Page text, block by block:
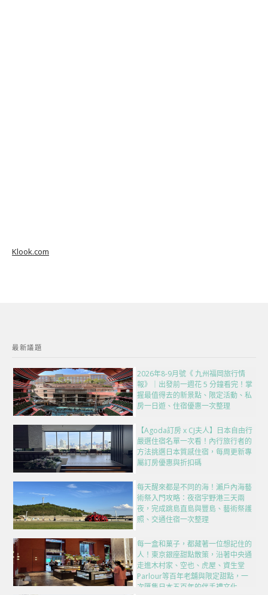
Klook.com
最新議題
2026年8-9月號《 九州福岡旅行情
報》｜出發前一週花 5 分鐘看完！掌
握最值得去的新景點、限定活動、私
房一日遊、住宿優惠一次整理
【Agoda訂房 x CJ夫人】日本自由行
嚴選住宿名單一次看！內行旅行者的
方法挑選日本質感住宿，每周更新專
屬訂房優惠與折扣碼
每天醒來都是不同的海！瀨戶內海藝
術祭入門攻略：夜宿宇野港三天兩
夜，完成跳島直島與豐島、藝術祭護
照、交通住宿一次整理
每一盒和菓子，都藏著一位想記住的
人！東京銀座甜點散策，沿著中央通
走進木村家、空也、虎屋、資生堂
Parlour等百年老舖與限定甜點，一
次匯集日本五百年的伴手禮文化